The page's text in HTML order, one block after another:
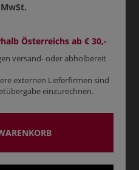
Österreichs ab € 30,-
versand- oder abholbereit
externen Lieferfirmen sind
einzurechnen.